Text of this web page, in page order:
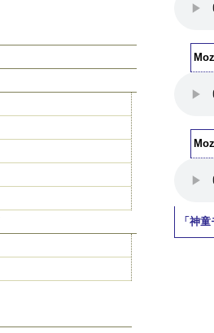
「神